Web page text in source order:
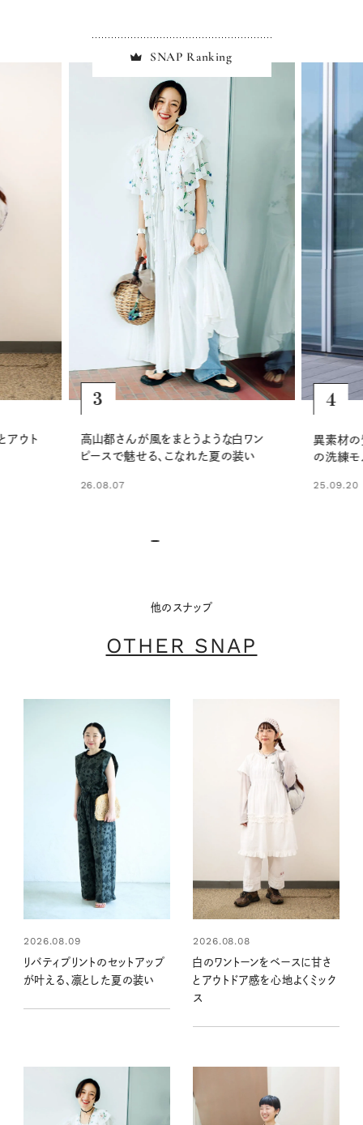
SNAP Ranking
ワン
4
異素材の質感で魅せる、シックな大人
の洗練モノトーンスタイル
25.09.20
5
上品なシ
ザー小物
25.08.30
他のスナップ
OTHER SNAP
2026.08.09
リバティプリントのセットアップ
が叶える、凛とした夏の装い
2026.08.08
白のワントーンをベースに甘さ
とアウトドア感を心地よくミック
ス